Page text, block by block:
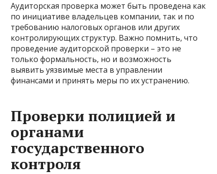
Аудиторская проверка может быть проведена как
по инициативе владельцев компании, так и по
требованию налоговых органов или других
контролирующих структур. Важно помнить, что
проведение аудиторской проверки – это не
только формальность, но и возможность
выявить уязвимые места в управлении
финансами и принять меры по их устранению.
Проверки полицией и
органами
государственного
контроля